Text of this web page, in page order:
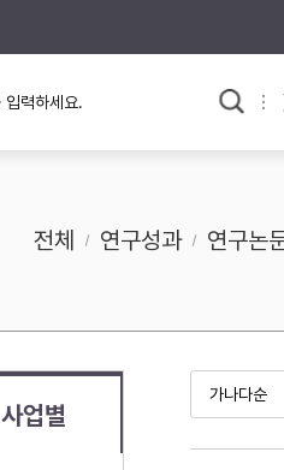
사료와 문학으로 본
고대
조선 후기
근대
전체 연구성과 연구논
사업별